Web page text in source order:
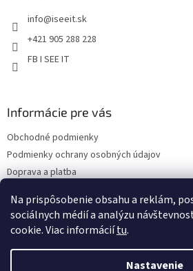
Na prispôsobenie obsahu a reklám,
sociálnych médií a analýzu
cookie. Viac informáciítu.
Nastavenie
info@iseeit.sk
+421 905 288 228
FB I SEE IT
Informácie pre vás
Obchodné podmienky
Podmienky ochrany osobných údajov
Doprava a platba
Kontakty